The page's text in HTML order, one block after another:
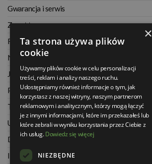
Gwarancja i serwis
Zwrot towaru
Regulamin
Najczęściej zadawane pytania
Jak kupować na raty
Polityka prywatności
Twoje zamówienia
Ustawienia konta
Dane kontaktowe
Informacje o firmie
×
Ta strona używa plików
cookie
Używamy plików cookie w celu personalizacji
treści, reklam i analizy naszego ruchu.
Udostępniamy również informacje o tym, jak
korzystasz z naszej witryny, naszym partnerom
reklamowym i analitycznym, którzy mogą łączyć
je z innymi informacjami, które im przekazałeś lub
które zebrali w wyniku korzystania przez Ciebie z
ich usług.Dowiedz się więcej
NIEZBĘDNE